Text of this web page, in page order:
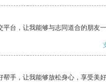
台，让我能够与志同道合的朋友一
手，让我能够放松身心，享受美好